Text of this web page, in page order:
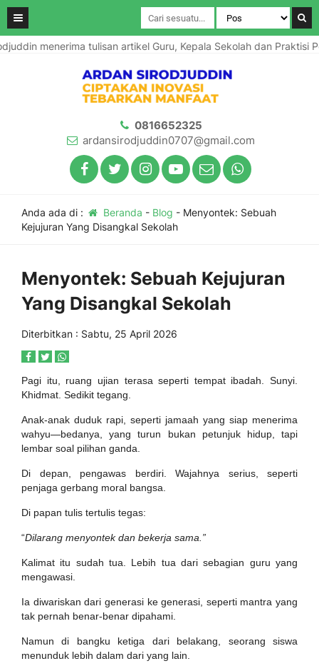
tulisan artikel Guru, Kepala Sekolah dan Praktisi
0816652325
ardansirodjuddin0707@gmail.com
Anda ada di : Beranda - Blog - Menyontek: Sebuah
Kejujuran Yang Disangkal Sekolah
Menyontek: Sebuah Kejujuran
Yang Disangkal Sekolah
Diterbitkan : Sabtu, 25 April 2026
Pagi itu, ruang ujian terasa seperti tempat ibadah. Sunyi.
Khidmat. Sedikit tegang.
Anak-anak duduk rapi, seperti jamaah yang siap menerima
wahyu—bedanya, yang turun bukan petunjuk hidup, tapi
lembar soal pilihan ganda.
Di depan, pengawas berdiri. Wajahnya serius, seperti
penjaga gerbang moral bangsa.
Di papan tulis tertulis tegas:
“Dilarang menyontek dan bekerja sama.”
Kalimat itu sudah tua. Lebih tua dari sebagian guru yang
mengawasi.
Ia diwariskan dari generasi ke generasi, seperti mantra yang
tak pernah benar-benar dipahami.
Namun di bangku ketiga dari belakang, seorang siswa
menunduk lebih dalam dari yang lain.